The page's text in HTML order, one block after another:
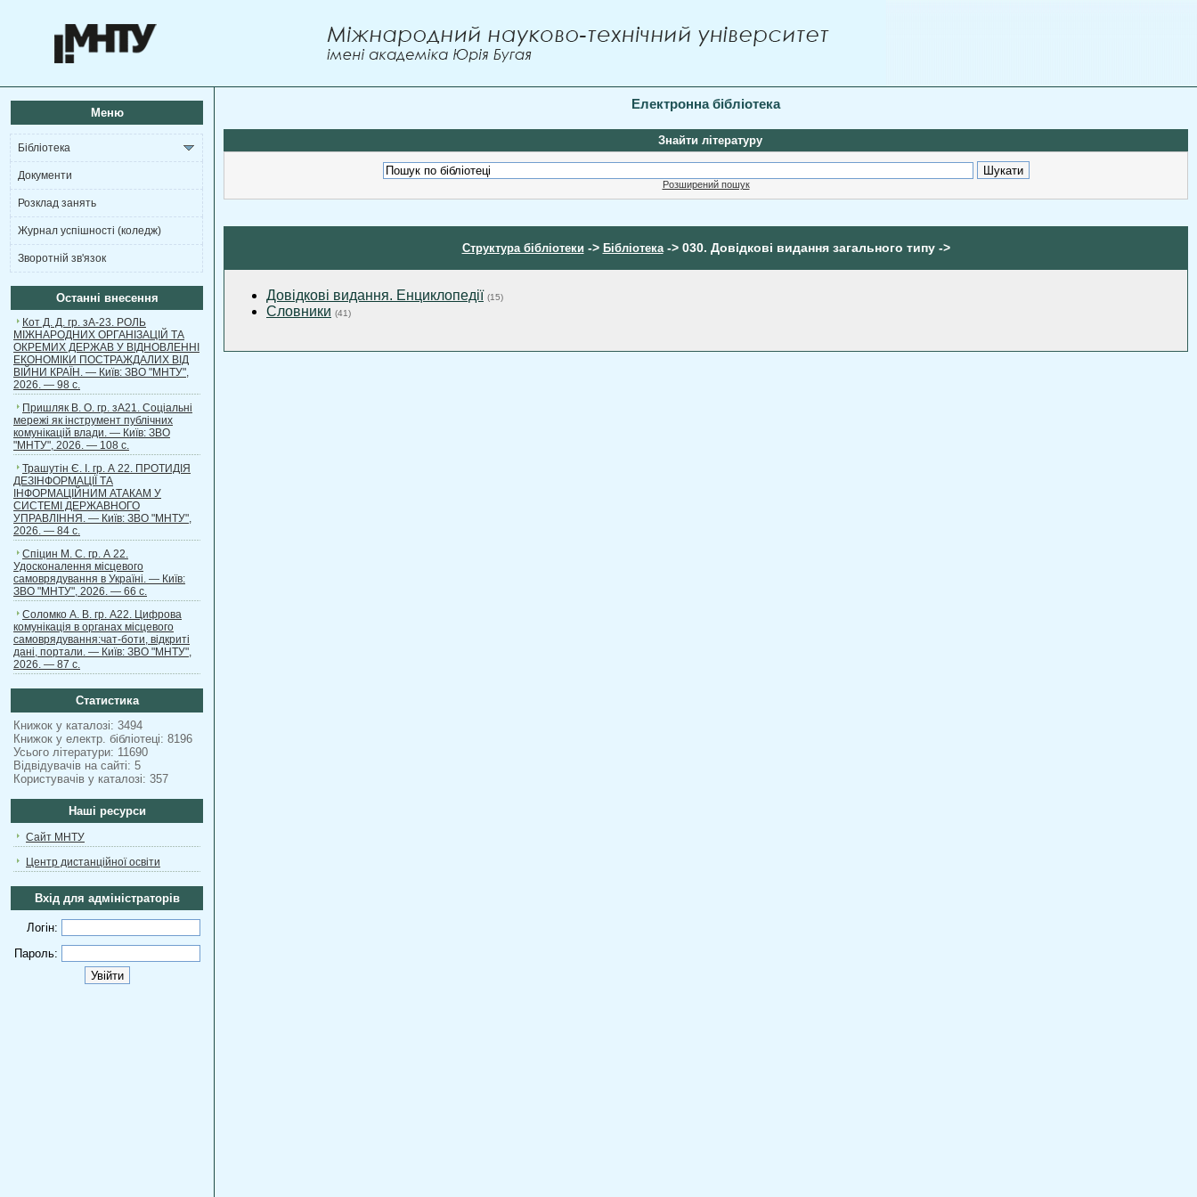
Меню
Бібліотека
Документи
Розклад занять
Журнал успішності (коледж)
Зворотній зв'язок
Останні внесення
Кот Д. Д. гр. зА-23. РОЛЬ
МІЖНАРОДНИХ ОРГАНІЗАЦІЙ ТА
ОКРЕМИХ ДЕРЖАВ У ВІДНОВЛЕННІ
ЕКОНОМІКИ ПОСТРАЖДАЛИХ ВІД
ВІЙНИ КРАЇН. — Київ: ЗВО "МНТУ",
2026. — 98 с.
Пришляк В. О. гр. зА21. Соціальні
мережі як інструмент публічних
комунікацій влади. — Київ: ЗВО
"МНТУ", 2026. — 108 с.
Трашутін Є. І. гр. А 22. ПРОТИДІЯ
ДЕЗІНФОРМАЦІЇ ТА
ІНФОРМАЦІЙНИМ АТАКАМ У
СИСТЕМІ ДЕРЖАВНОГО
УПРАВЛІННЯ. — Київ: ЗВО "МНТУ",
2026. — 84 с.
Спіцин М. С. гр. А 22.
Удосконалення місцевого
самоврядування в Україні. — Київ:
ЗВО "МНТУ", 2026. — 66 с.
Соломко А. В. гр. А22. Цифрова
комунікація в органах місцевого
самоврядування:чат-боти, відкриті
дані, портали. — Київ: ЗВО "МНТУ",
2026. — 87 с.
Статистика
Книжок у каталозі: 3494
Книжок у електр. бібліотеці: 8196
Усього літератури: 11690
Відвідувачів на сайті: 5
Користувачів у каталозі: 357
Наші ресурси
Сайт МНТУ
Центр дистанційної освіти
Вхід для адміністраторів
Логін:
Пароль:
Електронна бібліотека
Знайти літературу
Розширений пошук
Структура бібліотеки -> Бібліотека-> 030. Довідкові видання загального типу ->
Довідкові видання. Енциклопедії (15)
Словники (41)